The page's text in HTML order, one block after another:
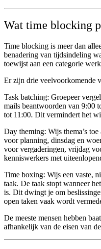
Wat time blocking
Time blocking is meer dan
benadering van tijdsindeling
toewijst aan een categorie
Er zijn drie veelvoorkomende
Task batching: Groepeer
mails beantwoorden van 9:00
tot 11:00. Dit vermindert het
Day theming: Wijs thema’s
voor planning, dinsdag en
voor vergaderingen, vrijdag
kenniswerkers met
Time boxing: Wijs een vaste,
taak. De taak stopt wanneer
is. Dit dwingt je om
open taken vaak wordt
De meeste mensen hebben
afhankelijk van de eisen van